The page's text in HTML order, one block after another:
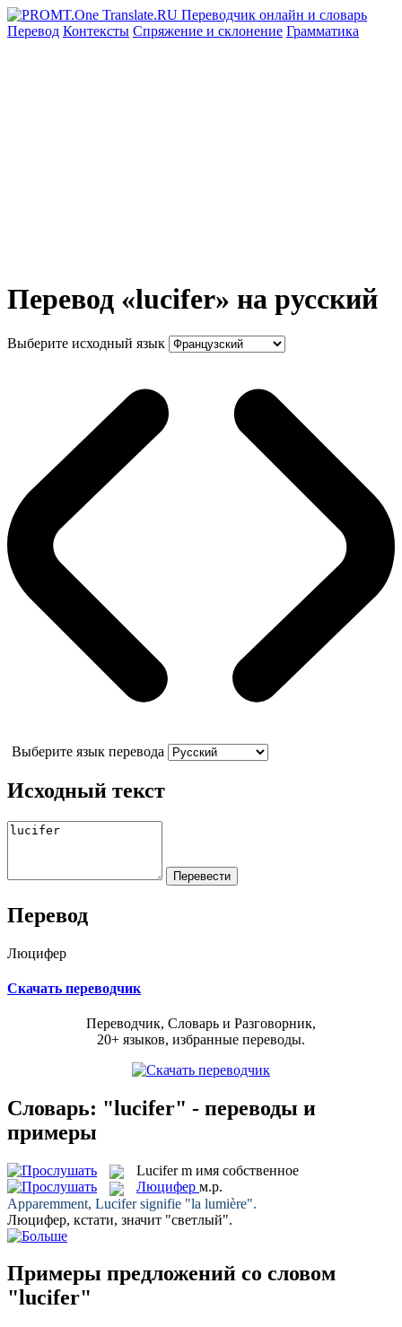
Перевод Контексты Спряжение и склонение Грамматика
Перевод «lucifer» на русский
Выберите исходный язык
Выберите язык перевода
Исходный текст
Перевод
Люцифер
Скачать переводчик
Переводчик, Словарь и Разговорник,
20+ языков, избранные переводы.
Словарь: "lucifer" - переводы и
примеры
Lucifer m имя собственное
Люцифер м.р.
Apparemment, Lucifersignifie "la lumière".
Люцифер, кстати, значит "светлый".
Примеры предложений со словом
"lucifer"